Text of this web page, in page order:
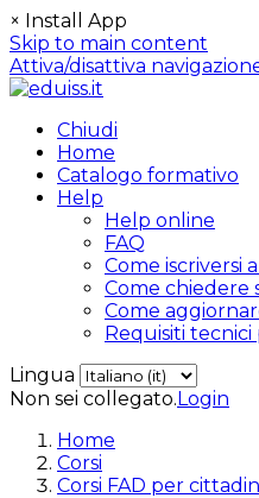
× Install App
Skip to main content
Attiva/disattiva
Chiudi
Home
Catalogo formativo
Help
Help online
FAQ
Come iscriversi
Come chiedere
Come
Requisiti tecnici
Lingua
Non sei collegato.Login
Home
Corsi
Corsi FAD per